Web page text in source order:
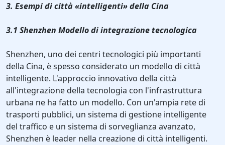
3. Esempi di città «intelligenti» della Cina
3.1 Shenzhen Modello di integrazione tecnologica
Shenzhen, uno dei centri tecnologici più importanti
della Cina, è spesso considerato un modello di città
intelligente. L'approccio innovativo della città
all'integrazione della tecnologia con l'infrastruttura
urbana ne ha fatto un modello. Con un'ampia rete di
trasporti pubblici, un sistema di gestione intelligente
del traffico e un sistema di sorveglianza avanzato,
Shenzhen è leader nella creazione di città intelligenti.